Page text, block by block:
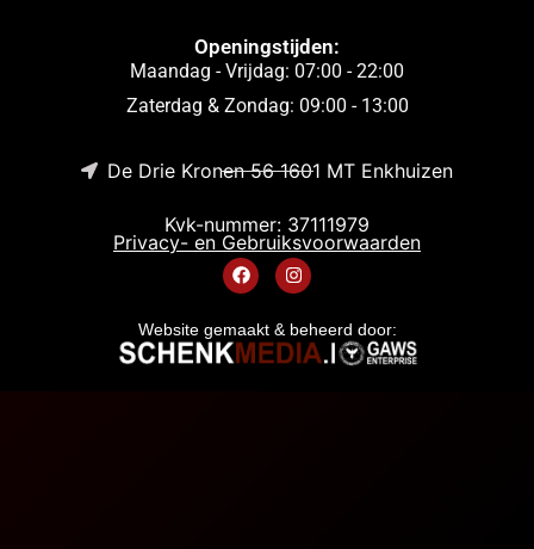
Openingstijden:
Maandag - Vrijdag: 07:00 - 22:00
Zaterdag & Zondag: 09:00 - 13:00
De Drie Kronen 56 1601 MT Enkhuizen
Kvk-nummer: 37111979
Privacy- en Gebruiksvoorwaarden
Website gemaakt & beheerd door: